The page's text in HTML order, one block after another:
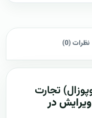
نظرات (0)
تجارت
ویرایش در